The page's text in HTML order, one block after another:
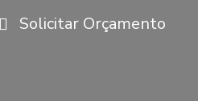
Solicitar Orçamento